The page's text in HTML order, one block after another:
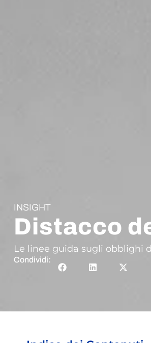
INSIGHT
Distacco
Le linee guida sugli obblighi
Condividi: